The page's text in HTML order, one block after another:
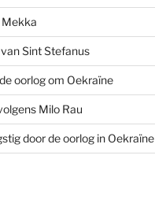
Mekka
Sint Stefanus
oorlog om Oekraïne
Milo Rau
door de oorlog in Oekraïne